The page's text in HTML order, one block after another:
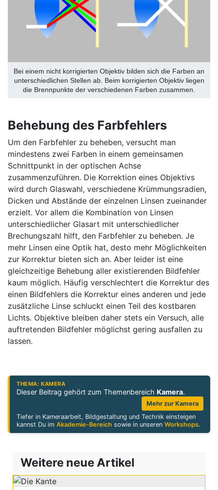
Bei einem nicht korrigierten Objektiv bilden sich die Farben an
unterschiedlichen Stellen ab. Beim korrigierten Objektiv liegen
die Brennpunkte der verschiedenen Farben zusammen.
Behebung des Farbfehlers
Um den Farbfehler zu beheben, versucht man
mindestens zwei Farben in einem gemeinsamen
Schnittpunkt in der optischen Achse
zusammenzuführen. Die Korrektion eines Objektivs
wird durch Glaswahl, verschiedene Krümmungsradien,
Dicken und Abstände der einzelnen Linsen zueinander
erzielt. Vor allem die Kombination von Linsen
unterschiedlicher Glasart mit unterschiedlicher
Brechungszahl hilft, den Farbfehler zu beheben. Je
mehr Linsen eine Optik hat, desto mehr Möglichkeiten
zur Korrektur bieten sich an. Aber leider ist eine
gleichzeitige Behebung aller existierenden Bildfehler
kaum möglich. Häufig verschlechtert die Korrektur des
einen Bildfehlers die Korrektur eines anderen und jede
zusätzliche Linse schluckt einen Teil des kostbaren
Lichts. Objektive bleiben daher stets ein Versuch, alle
auftretenden Bildfehler möglichst gering ausfallen zu
lassen.
THEMA: KAMERA
Dieser Beitrag gehört zum Themenbereich Kamera.
Mehr zur Kamera
Tiefer in Kameraarbeit, Bildgestaltung und Technik einsteigen
kannst Du imAkademie-Bereich sowie in unserenWorkshops.
Weitere neue Artikel